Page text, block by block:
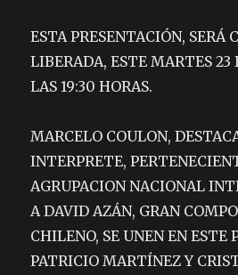
ESTA PRESENTACIÓN, SERÁ
LIBERADA, ESTE MARTES 23
LAS 19:30 HORAS.
MARCELO COULON,
INTERPRETE,
AGRUPACION NACIONAL
A DAVID AZÁN, GRAN
CHILENO, SE UNEN EN ESTE
PATRICIO MARTÍNEZ Y